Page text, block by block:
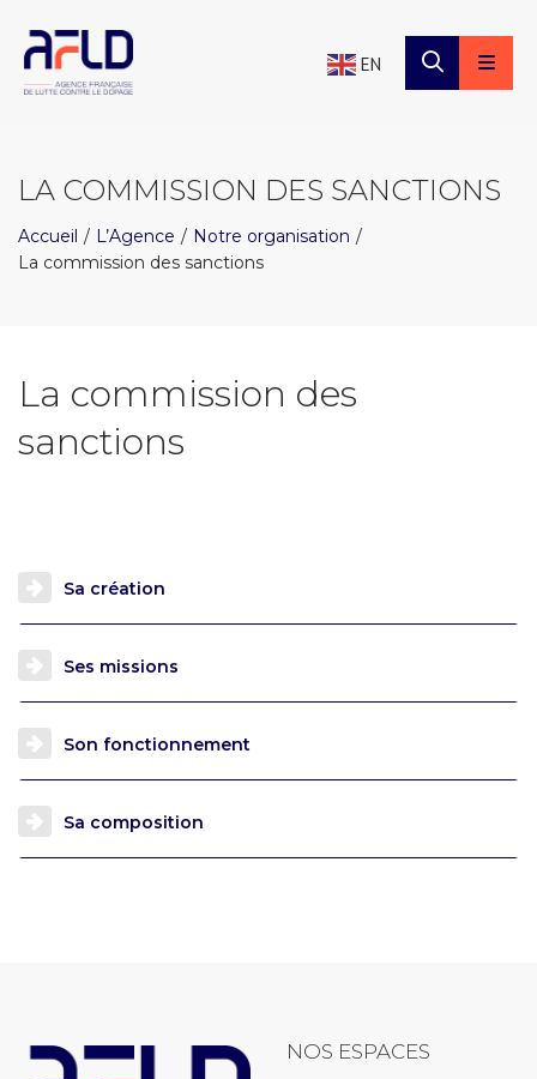
EN
LA COMMISSION DES SANCTIONS
Accueil L’Agence
Notre organisation
La commission des sanctions
La commission des
sanctions
Sa création
Ses missions
Son fonctionnement
Sa composition
NOS ESPACES